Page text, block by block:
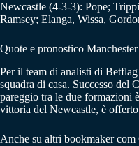
Newcastle (4-3-3): Pope;
Ramsey; Elanga, Wissa,
Quote e pronostico
Per il team di analisti di
squadra di casa. Successo del
pareggio tra le due formazioni
vittoria del Newcastle, è
Anche su altri bookmaker